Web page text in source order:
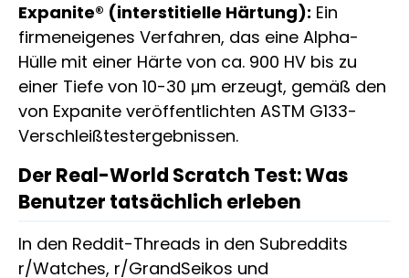
Expanite® (interstitielle Härtung): Ein
firmeneigenes Verfahren, das eine Alpha-
Hülle mit einer Härte von ca. 900 HV bis zu
einer Tiefe von 10-30 μm erzeugt, gemäß den
von Expanite veröffentlichten ASTM G133-
Verschleißtestergebnissen.
Der Real-World Scratch Test: Was
Benutzer tatsächlich erleben
In den Reddit-Threads in den Subreddits
r/Watches, r/GrandSeikos und